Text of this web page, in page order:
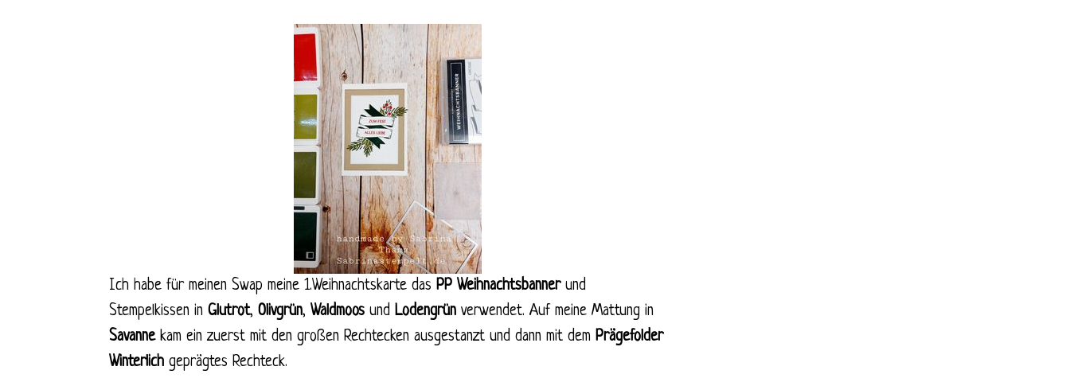
Ich habe für meinen Swap meine 1.Weihnachtskarte das PP Weihnachtsbanner und
Stempelkissen in Glutrot, Olivgrün, Waldmoos und Lodengrün verwendet. Auf meine Mattung in
Savanne kam ein zuerst mit den großen Rechtecken ausgestanzt und dann mit dem Prägefolder
Winterlich geprägtes Rechteck.